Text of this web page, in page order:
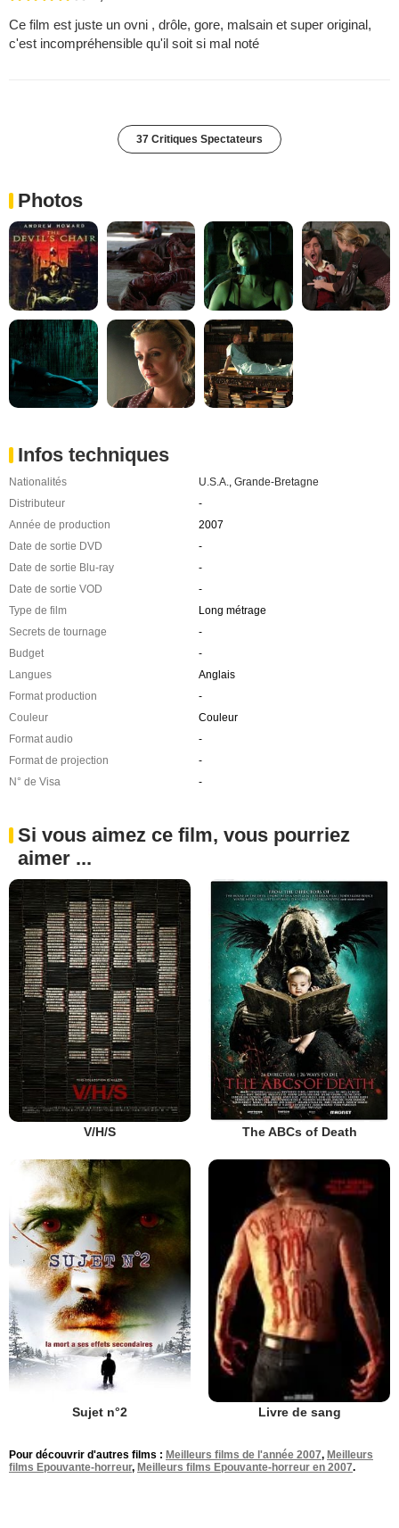
Ce film est juste un ovni , drôle, gore, malsain et super original,
c'est incompréhensible qu'il soit si mal noté
37 Critiques Spectateurs
Photos
Infos techniques
Nationalités U.S.A., Grande-Bretagne
Distributeur
-
Année de production
2007
Date de sortie DVD
-
Date de sortie Blu-ray
-
Date de sortie VOD
-
Type de film
Long métrage
Secrets de tournage
-
Budget
-
Langues
Anglais
Format production
-
Couleur
Couleur
Format audio
-
Format de projection
-
N° de Visa
-
Si vous aimez ce film, vous pourriez
aimer ...
V/H/S The ABCs of Death
Sujet n°2 Livre de sang
Pour découvrir d'autres films : Meilleurs films de l'année 2007, Meilleurs
films Epouvante-horreur, Meilleurs films Epouvante-horreur en 2007.